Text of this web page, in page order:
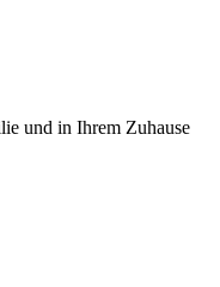
und in Ihrem Zuhause